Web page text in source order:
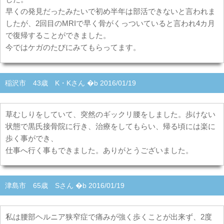
早くの発見だったみたいで初め半年は部活できないと言われま
したが、2回目のMRIで早く骨がくっついていると言われ4カ月
で復帰することができました。
今ではケガのたびにみてもらってます。
稲沢市 43歳 K・Kさん �b 2016/01/19
草むしりをしていて、突然のギックリ腰をしました。歩けない
状態で黒氏接骨院に行き、治療をしてもらい、帰る頃には楽に
歩く事ができ、
仕事へ行く事もできました。ありがとうございました。
津島市 65歳 Sさん �b 2016/01/19
私は腰部ヘルニア狭窄症で痛みが強く歩くことが出来ず、2度